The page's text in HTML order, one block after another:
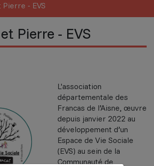
Pierre - EVS
Pierre - EVS
L'association
départementale des
Francas de l’Aisne, œuvre
depuis janvier 2022 au
développement d’un
Espace de Vie Sociale
(EVS) au sein de la
Communauté de